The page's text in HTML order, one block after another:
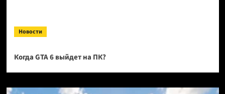
Новости
Когда GTA 6 выйдет на ПК?